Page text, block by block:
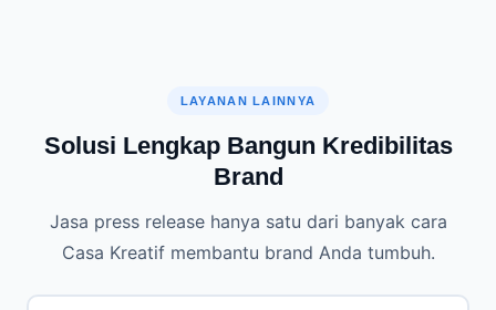
LAYANAN LAINNYA
Solusi Lengkap Bangun Kredibilitas
Brand
Jasa press release hanya satu dari banyak cara
Casa Kreatif membantu brand Anda tumbuh.